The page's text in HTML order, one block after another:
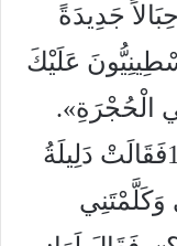
حِبَالاً جَدِيدَةً
عَلَيْكَ
الْحُجْرَةِ».
فَقَطَعَهَا عَنْ ذِرَاعَيْهِ كَخَيْطٍ. 13فَقَالَتْ دَلِيلَةُ